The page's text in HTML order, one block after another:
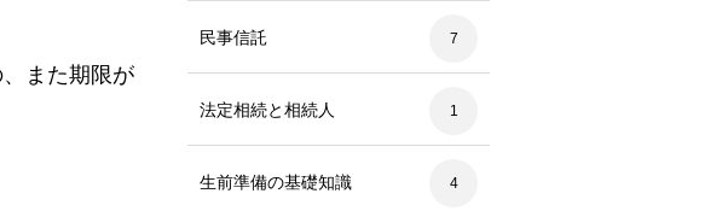
また期限が
民事信託 7
法定相続と相続人 1
生前準備の基礎知識 4